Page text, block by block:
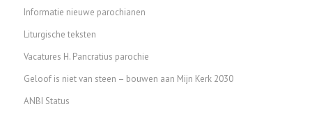
Informatie nieuwe parochianen
Liturgische teksten
Vacatures H. Pancratius parochie
Geloof is niet van steen – bouwen aan Mijn Kerk 2030
ANBI Status